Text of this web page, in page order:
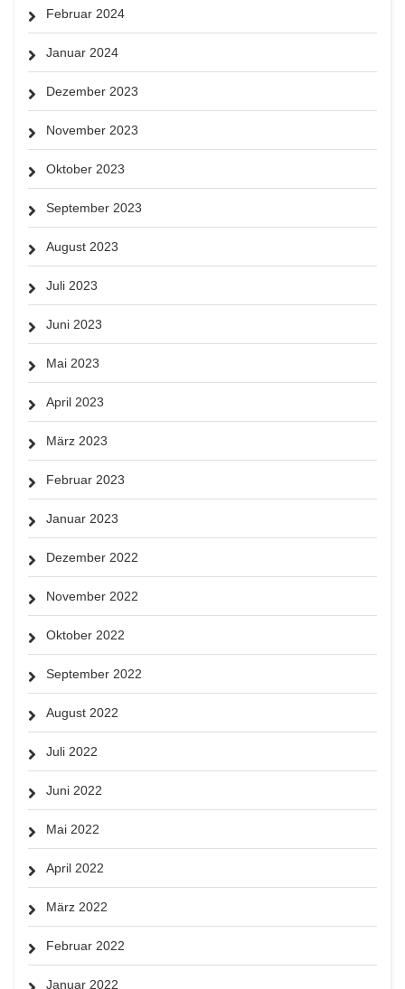
Februar 2024
Januar 2024
Dezember 2023
November 2023
Oktober 2023
September 2023
August 2023
Juli 2023
Juni 2023
Mai 2023
April 2023
März 2023
Februar 2023
Januar 2023
Dezember 2022
November 2022
Oktober 2022
September 2022
August 2022
Juli 2022
Juni 2022
Mai 2022
April 2022
März 2022
Februar 2022
Januar 2022